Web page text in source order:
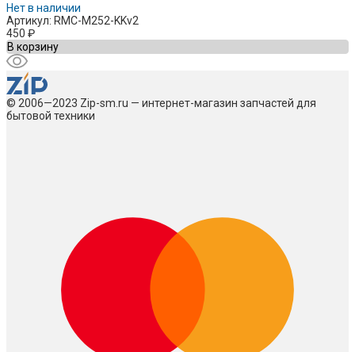
Нет в наличии
Артикул: RMC-M252-KKv2
450 ₽
В корзину
© 2006—2023 Zip-sm.ru — интернет-магазин запчастей для
бытовой техники